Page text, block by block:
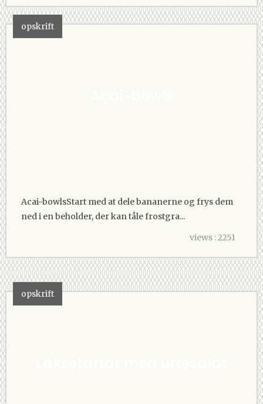
opskrift
Acai-bowlsStart med at dele bananerne og frys dem
ned i en beholder, der kan tåle frostgra...
views : 2251
opskrift